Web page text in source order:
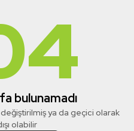
bulunamadı
değiştirilmiş ya da geçici olarak
olabilir